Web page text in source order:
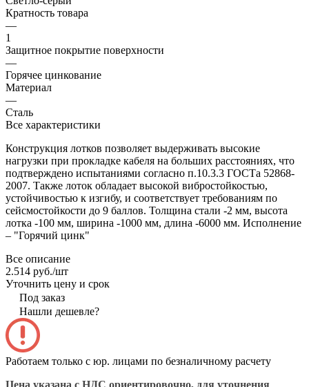
Кратность товара
—
1
Защитное покрытие поверхности
—
Горячее цинкование
Материал
—
Сталь
Все характеристики
Конструкция лотков позволяет выдерживать высокие
нагрузки при прокладке кабеля на больших расстояниях, что
подтверждено испытаниями согласно п.10.3.3 ГОСТа 52868-
2007. Также лоток обладает высокой вибростойкостью,
устойчивостью к изгибу, и соответствует требованиям по
сейсмостойкости до 9 баллов. Толщина стали -2 мм, высота
лотка -100 мм, ширина -1000 мм, длина -6000 мм. Исполнение
– "Горячий цинк"
Все описание
2.514 руб./шт
Уточнить цену и срок
Под заказ
Нашли дешевле?
Работаем только с юр. лицами по безналичному расчету
Цена указана с НДС ориентировочно, для уточнения